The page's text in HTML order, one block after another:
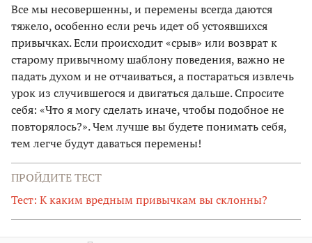
Все мы несовершенны, и перемены всегда даются
тяжело, особенно если речь идет об устоявшихся
привычках. Если происходит «срыв» или возврат к
старому привычному шаблону поведения, важно не
падать духом и не отчаиваться, а постараться извлечь
урок из случившегося и двигаться дальше. Спросите
себя: «Что я могу сделать иначе, чтобы подобное не
повторялось?». Чем лучше вы будете понимать себя,
тем легче будут даваться перемены!
ПРОЙДИТЕ ТЕСТ
Тест: К каким вредным привычкам вы склонны?